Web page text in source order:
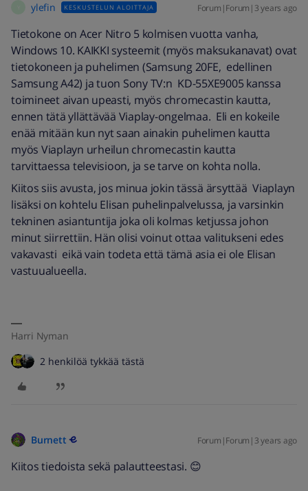
ylefin KESKUSTELUN ALOITTAJA Forum|Forum|3 years ago
Tietokone on Acer Nitro 5 kolmisen vuotta vanha,
Windows 10. KAIKKI systeemit (myös maksukanavat) ovat
tietokoneen ja puhelimen (Samsung 20FE, edellinen
Samsung A42) ja tuon Sony TV:n KD-55XE9005 kanssa
toimineet aivan upeasti, myös chromecastin kautta,
ennen tätä yllättävää Viaplay-ongelmaa. Eli en kokeile
enää mitään kun nyt saan ainakin puhelimen kautta
myös Viaplayn urheilun chromecastin kautta
tarvittaessa televisioon, ja se tarve on kohta nolla.
Kiitos siis avusta, jos minua jokin tässä ärsyttää Viaplayn
lisäksi on kohtelu Elisan puhelinpalvelussa, ja varsinkin
tekninen asiantuntija joka oli kolmas ketjussa johon
minut siirrettiin. Hän olisi voinut ottaa valitukseni edes
vakavasti eikä vain todeta että tämä asia ei ole Elisan
vastuualueella.
Harri Nyman
2 henkilöä tykkää tästä
Burnett Forum|Forum|3 years ago
Kiitos tiedoista sekä palautteestasi. 😊